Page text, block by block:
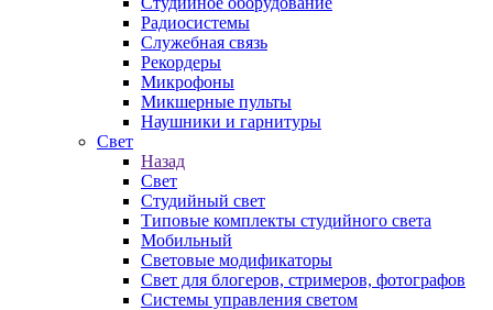
Радиосистемы
Служебная связь
Рекордеры
Микрофоны
Микшерные пульты
Наушники и гарнитуры
Свет
Назад
Свет
Студийный свет
Типовые комплекты студийного света
Мобильный
Световые модификаторы
Свет для блогеров, стримеров, фотографов
Системы управления светом